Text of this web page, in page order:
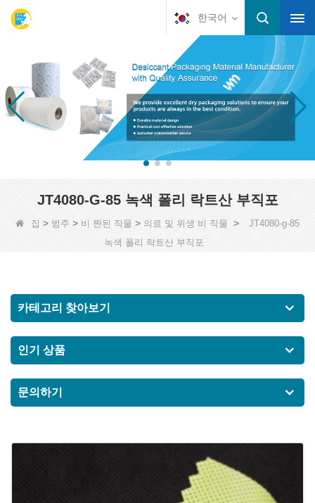
한국어
JT4080-G-85 녹색 폴리 락트산 부직포
집 > 범주 > 비 짠된 직물 > 의료 및 위생 비 직물 >
JT4080-g-85
녹색 폴리 락트산 부직포
카테고리 찾아보기
인기 상품
문의하기